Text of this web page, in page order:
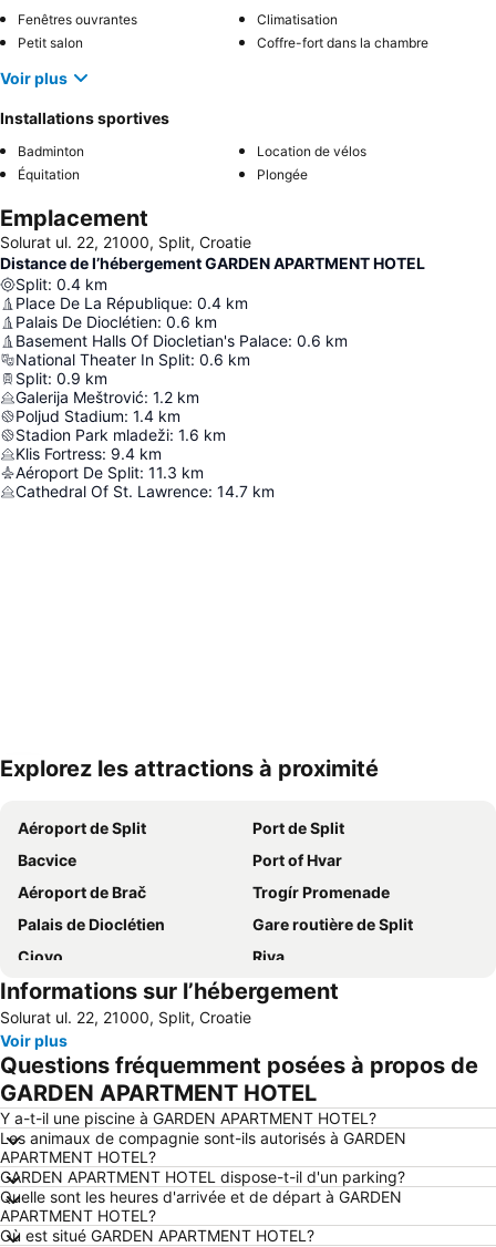
Fenêtres ouvrantes
Climatisation
Petit salon
Coffre-fort dans la chambre
Voir plus
Installations sportives
Badminton
Location de vélos
Équitation
Plongée
Emplacement
Solurat ul. 22, 21000, Split, Croatie
Distance de l’hébergement GARDEN APARTMENT HOTEL
Split: 0.4 km
Place De La République: 0.4 km
Palais De Dioclétien: 0.6 km
Basement Halls Of Diocletian's Palace: 0.6 km
National Theater In Split: 0.6 km
Split: 0.9 km
Galerija Meštrović: 1.2 km
Poljud Stadium: 1.4 km
Stadion Park mladeži: 1.6 km
Klis Fortress: 9.4 km
Aéroport De Split: 11.3 km
Cathedral Of St. Lawrence: 14.7 km
Explorez les attractions à proximité
Aéroport de Split
Port de Split
Bacvice
Port of Hvar
Aéroport de Brač
Trogír Promenade
Palais de Dioclétien
Gare routière de Split
Ciovo
Riva
Gare ferroviaire de Split
Stobrec
La Corne Dorée
Mimice
Croatia Boat Show
Pakleni Otoci
Muzej Grada Splita
Punta
Pokonji Dol
Stari Grad Plain
Grada Trogira
Duga Uvala
Katedrala Svetog Stjepana
Informations sur l’hébergement
Solurat ul. 22, 21000, Split, Croatie
Voir plus
Questions fréquemment posées à propos de
GARDEN APARTMENT HOTEL
Y a-t-il une piscine à GARDEN APARTMENT HOTEL?
Les animaux de compagnie sont-ils autorisés à GARDEN
APARTMENT HOTEL?
GARDEN APARTMENT HOTEL dispose-t-il d'un parking?
Quelle sont les heures d'arrivée et de départ à GARDEN
APARTMENT HOTEL?
Où est situé GARDEN APARTMENT HOTEL?